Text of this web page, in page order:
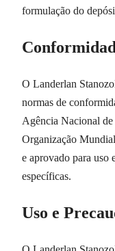
formulação do
O Landerlan
normas de
Agência Nacional
Organização
e aprovado para uso
específicas.
Uso e